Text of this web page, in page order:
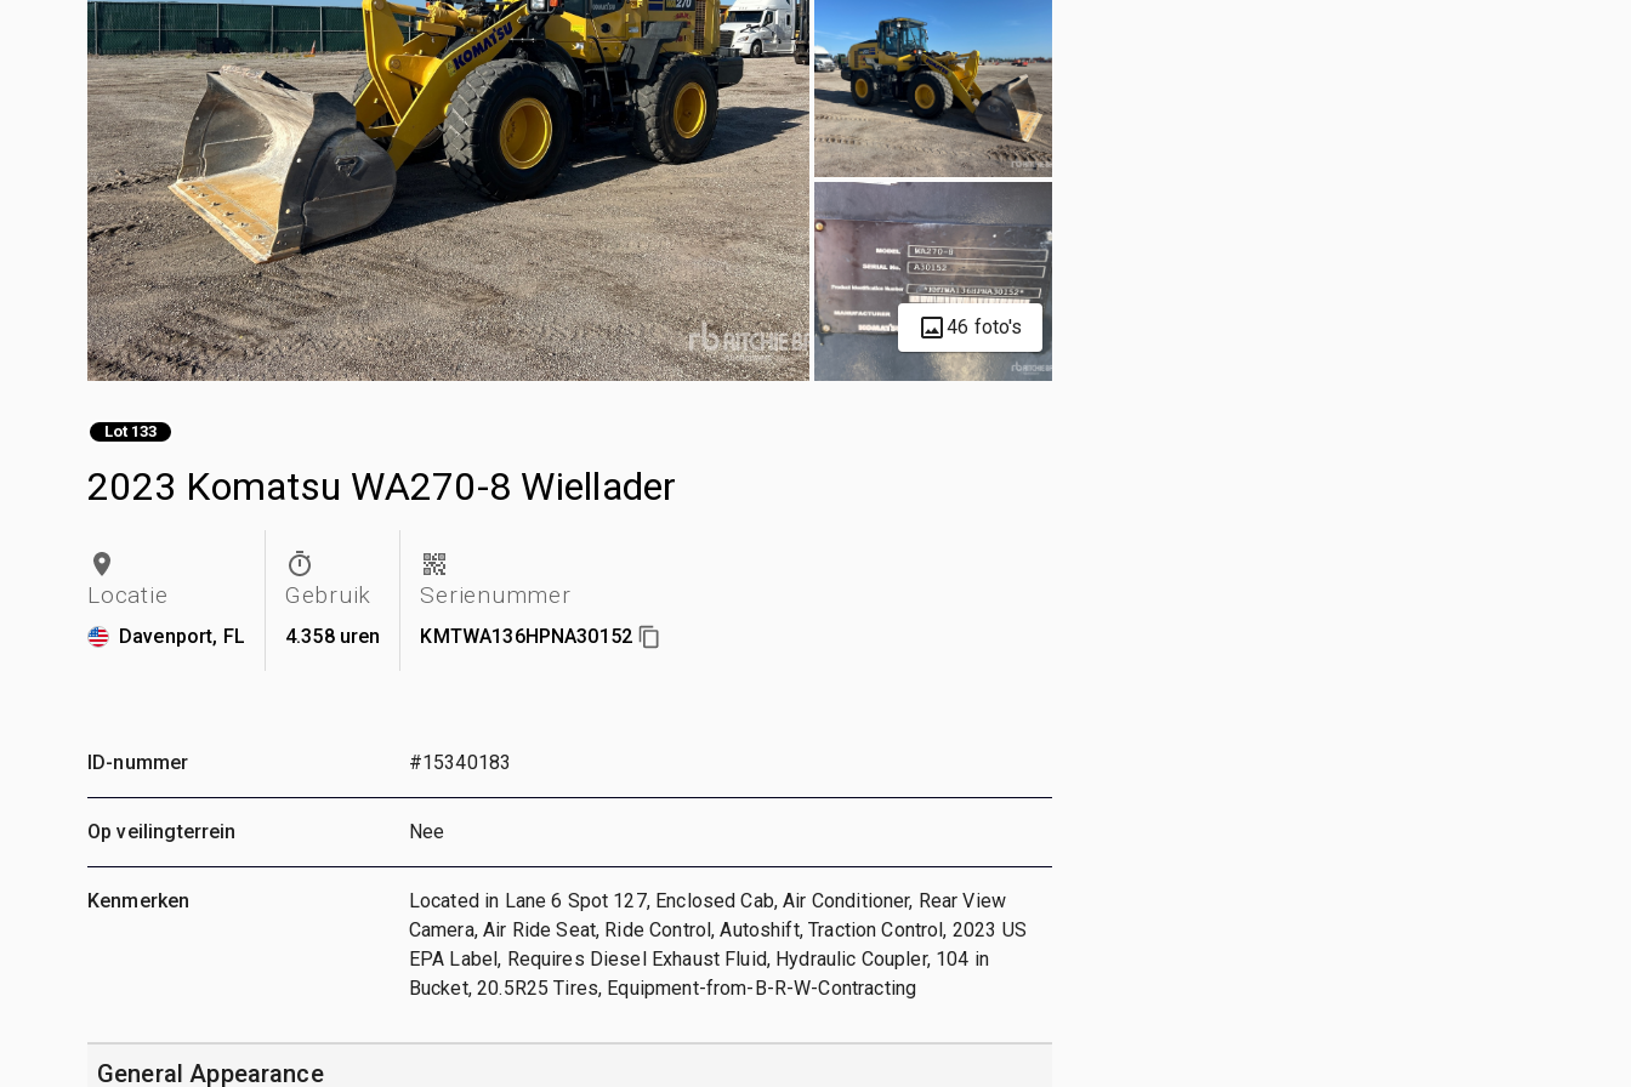
46 foto's
Lot 133
2023 Komatsu WA270-8 Wiellader
Locatie
Davenport, FL
Gebruik
4.358 uren
Serienummer
KMTWA136HPNA30152
ID-nummer #15340183
Op veilingterrein Nee
Kenmerken
Located in Lane 6 Spot 127, Enclosed Cab, Air Conditioner, Rear View
Camera, Air Ride Seat, Ride Control, Autoshift, Traction Control, 2023 US
EPA Label, Requires Diesel Exhaust Fluid, Hydraulic Coupler, 104 in
Bucket, 20.5R25 Tires, Equipment-from-B-R-W-Contracting
General Appearance